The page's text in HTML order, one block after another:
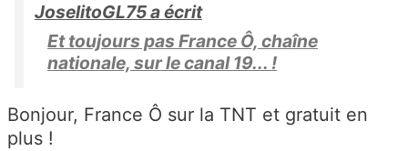
JoselitoGL75 a écrit
Et toujours pas France Ô, chaîne
nationale, sur le canal 19... !
Bonjour, France Ô sur la TNT et gratuit en
plus !